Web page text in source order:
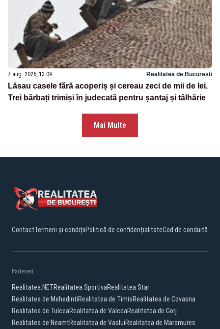
7 aug. 2026, 13:09 Realitatea de Bucuresti
Lăsau casele fără acoperiș și cereau zeci de mii de lei.
Trei bărbați trimiși în judecată pentru șantaj și tâlhărie
Mai Multe
ContactTermeni și condițiiPolitică de confidențialitateCod de conduită
Parteneri:
Realitatea.NETRealitatea SportivaRealitatea Star
Realitatea de MehedintiRealitatea de TimisRealitatea de Covasna
Realitatea de TulceaRealitatea de ValceaRealitatea de Gorj
Realitatea de NeamtRealitatea de VasluiRealitatea de Maramures